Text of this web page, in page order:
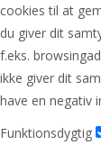
cookies til at
du giver dit
f.eks.
ikke giver dit
have en negativ
Funktionsdygtig